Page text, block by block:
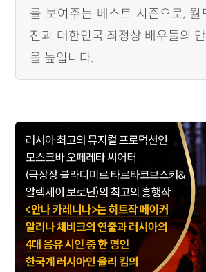
를 보여주는 베스트 시즌으로, 월
진과 대한민국 최정상 배우들의
을 높입니다.